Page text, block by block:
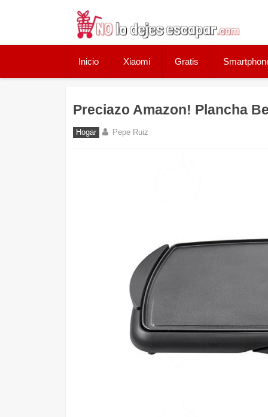
Inicio Xiaomi Gratis
Preciazo Amazon! Plancha
Hogar Pepe Ruiz